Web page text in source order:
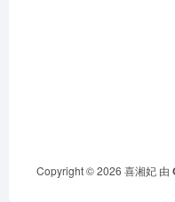
Copyright © 2026 喜湘妃 由